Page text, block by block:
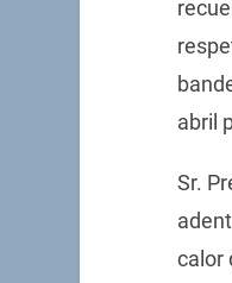
abril
Sr.
calor